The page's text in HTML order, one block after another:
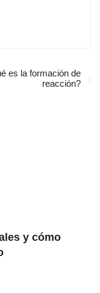
es la formación de
reacción?
y cómo